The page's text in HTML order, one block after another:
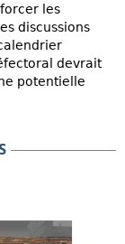
les
discussions
devrait
potentielle